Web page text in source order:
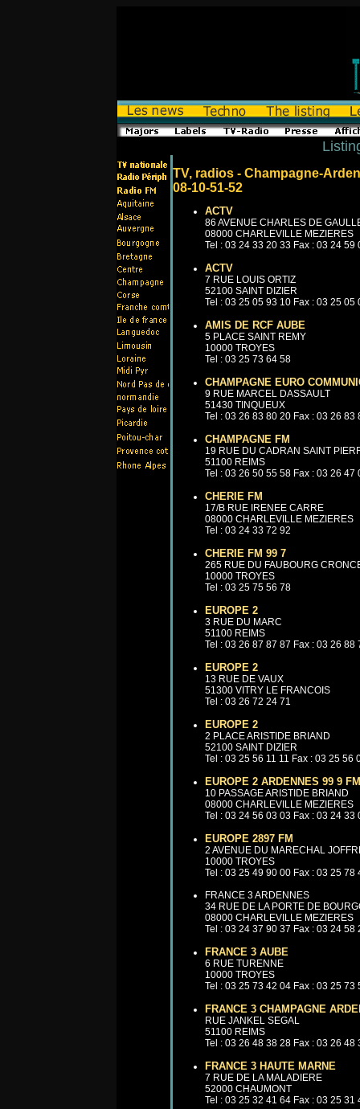
TV, radios - Champagne-
08-10-51-52
ACTV
86 AVENUE CHARLES DE
08000 CHARLEVILLE MEZIERES
Tel : 03 24 33 20 33 Fax : 03 24 59
ACTV
7 RUE LOUIS ORTIZ
52100 SAINT DIZIER
Tel : 03 25 05 93 10 Fax : 03 25 05
AMIS DE RCF AUBE
5 PLACE SAINT REMY
10000 TROYES
Tel : 03 25 73 64 58
CHAMPAGNE EURO
9 RUE MARCEL DASSAULT
51430 TINQUEUX
Tel : 03 26 83 80 20 Fax : 03 26 83
CHAMPAGNE FM
19 RUE DU CADRAN SAINT
51100 REIMS
Tel : 03 26 50 55 58 Fax : 03 26 47
CHERIE FM
17/B RUE IRENEE CARRE
08000 CHARLEVILLE MEZIERES
Tel : 03 24 33 72 92
CHERIE FM 99 7
265 RUE DU FAUBOURG
10000 TROYES
Tel : 03 25 75 56 78
EUROPE 2
3 RUE DU MARC
51100 REIMS
Tel : 03 26 87 87 87 Fax : 03 26 88
EUROPE 2
13 RUE DE VAUX
51300 VITRY LE FRANCOIS
Tel : 03 26 72 24 71
EUROPE 2
2 PLACE ARISTIDE BRIAND
52100 SAINT DIZIER
Tel : 03 25 56 11 11 Fax : 03 25 56
EUROPE 2 ARDENNES 99 9 FM
10 PASSAGE ARISTIDE BRIAND
08000 CHARLEVILLE MEZIERES
Tel : 03 24 56 03 03 Fax : 03 24 33
EUROPE 2897 FM
2 AVENUE DU MARECHAL
10000 TROYES
Tel : 03 25 49 90 00 Fax : 03 25 78
FRANCE 3 ARDENNES
34 RUE DE LA PORTE DE
08000 CHARLEVILLE MEZIERES
Tel : 03 24 37 90 37 Fax : 03 24 58
FRANCE 3 AUBE
6 RUE TURENNE
10000 TROYES
Tel : 03 25 73 42 04 Fax : 03 25 73
FRANCE 3 CHAMPAGNE
RUE JANKEL SEGAL
51100 REIMS
Tel : 03 26 48 38 28 Fax : 03 26 48
FRANCE 3 HAUTE MARNE
7 RUE DE LA MALADIERE
52000 CHAUMONT
Tel : 03 25 32 41 64 Fax : 03 25 31